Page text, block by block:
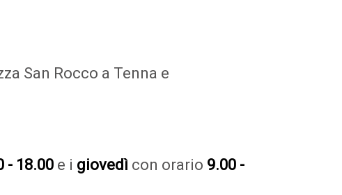
San Rocco a Tenna e
- 18.00 e i giovedì con orario 9.00 -